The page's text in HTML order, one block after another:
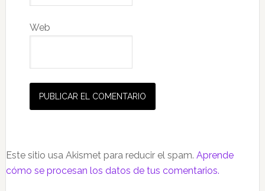
Web
Este sitio usa Akismet para reducir el spam. Aprende
cómo se procesan los datos de tus comentarios.